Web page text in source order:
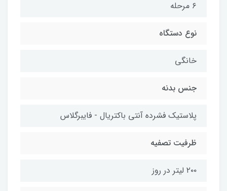
۶ مرحله
نوع دستگاه
خانگی
جنس بدنه
پلاستیک فشرده آنتی باکتریال - فایبرگلاس
ظرفیت تصفیه
۲۰۰ لیتر در روز